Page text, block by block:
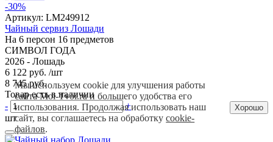
-30%
Артикул: LM249912
Чайный сервиз Лошади
На 6 персон 16 предметов
СИМВОЛ ГОДА
2026 - Лошадь
6 122 руб. /шт
8 745 руб.
Товар есть в наличии
-
+
шт
Мы используем cookie для улучшения работы
сайта Moi-Tvoi.ru и большего удобства его
использования. Продолжая использовать наш
сайт, вы соглашаетесь на обработкуcookie-
файлов.
Хорошо